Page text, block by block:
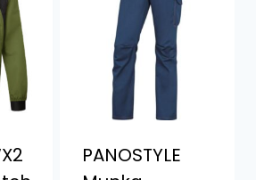
PANOSTYLE